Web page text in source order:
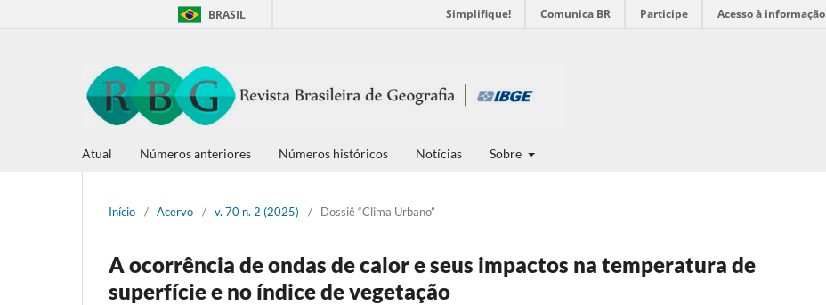
BRASIL Simplifique! Comunica BR Participe Acesso à informação
Atual Números anteriores Números históricos Notícias Sobre
Início / Acervo / v. 70 n. 2 (2025) / Dossiê “Clima Urbano”
A ocorrência de ondas de calor e seus impactos na temperatura de
superfície e no índice de vegetação